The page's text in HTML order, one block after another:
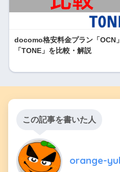
docomo格安料金プラン「OCN」
「TONE」を比較・解説
この記事を書いた人
orange-